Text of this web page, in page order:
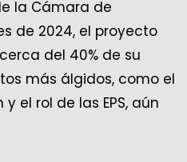
la Cámara de
de 2024, el proyecto
del 40% de su
más álgidos, como el
el rol de las EPS, aún